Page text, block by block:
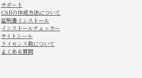
サポート
CSRの作成方法について
証明書インストール
インストールチェッカー
サイトシール
ライセンス数について
よくある質問